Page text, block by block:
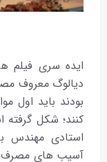
ایده سری
دیالوگ معروف
بودند باید اول
کنند؛ شکل گرفته
آسیب های مصرف